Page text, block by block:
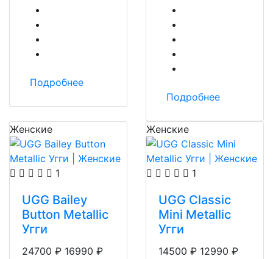
Подробнее
Подробнее
Женские
1
UGG Bailey
Button Metallic
Угги
24700 ₽ 16990 ₽
Женские
1
UGG Classic
Mini Metallic
Угги
14500 ₽ 12990 ₽